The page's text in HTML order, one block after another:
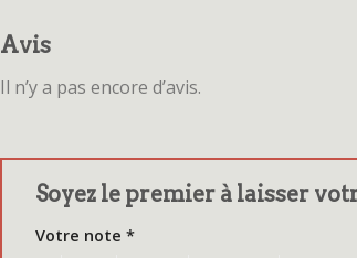
Avis
Il n’y a pas encore d’avis.
Soyez le premier à laisser
Votre note *